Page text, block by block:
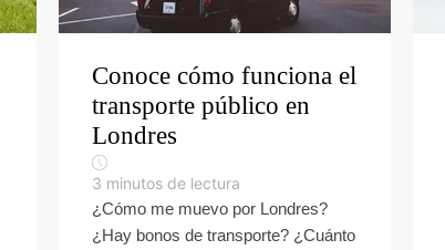
Conoce cómo funciona el
transporte público en
Londres
3 minutos de lectura
¿Cómo me muevo por Londres?
¿Hay bonos de transporte? ¿Cuánto